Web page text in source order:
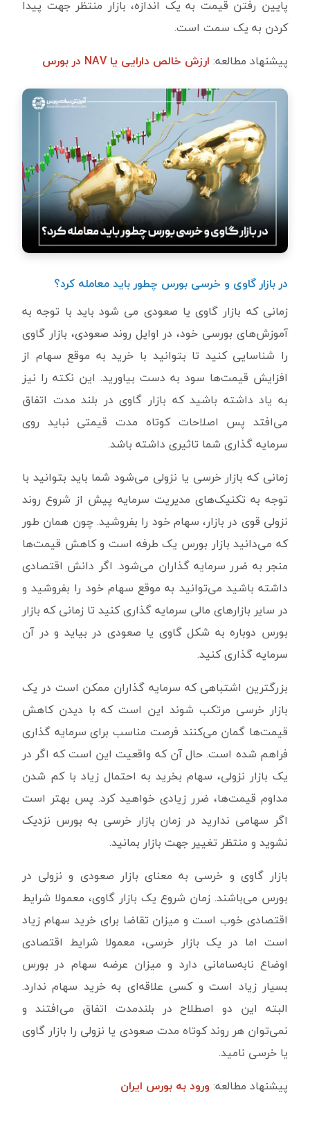
پایین رفتن قیمت به یک اندازه، بازار منتظر جهت پیدا
کردن به یک سمت است.
پیشنهاد مطالعه: ارزش خالص دارایی یا NAV در بورس
در بازار گاوی و خرسی بورس چطور باید معامله کرد؟
زمانی که بازار گاوی یا صعودی می شود باید با توجه به
آموزش‌های بورسی خود، در اوایل روند صعودی، بازار گاوی
را شناسایی کنید تا بتوانید با خرید به موقع سهام از
افزایش قیمت‌ها سود به دست بیاورید. این نکته را نیز
به یاد داشته باشید که بازار گاوی در بلند مدت اتفاق
می‌افتد پس اصلاحات کوتاه مدت قیمتی نباید روی
سرمایه گذاری شما تاثیری داشته باشد.
زمانی که بازار خرسی یا نزولی می‌شود شما باید بتوانید با
توجه به تکنیک‌های مدیریت سرمایه پیش از شروع روند
نزولی قوی در بازار، سهام خود را بفروشید. چون همان طور
که می‌دانید بازار بورس یک طرفه است و کاهش قیمت‌ها
منجر به ضرر سرمایه گذاران می‌شود. اگر دانش اقتصادی
داشته باشید می‌توانید به موقع سهام خود را بفروشید و
در سایر بازارهای مالی سرمایه گذاری کنید تا زمانی که بازار
بورس دوباره به شکل گاوی یا صعودی در بیاید و در آن
سرمایه گذاری کنید.
بزرگترین اشتباهی که سرمایه گذاران ممکن است در یک
بازار خرسی مرتکب شوند این است که با دیدن کاهش
قیمت‌ها گمان می‌کنند فرصت مناسب برای سرمایه گذاری
فراهم شده است. حال آن که واقعیت این است که اگر در
یک بازار نزولی، سهام بخرید به احتمال زیاد با کم شدن
مداوم قیمت‌ها، ضرر زیادی خواهید کرد. پس بهتر است
اگر سهامی ندارید در زمان بازار خرسی به بورس نزدیک
نشوید و منتظر تغییر جهت بازار بمانید.
بازار گاوی و خرسی به معنای بازار صعودی و نزولی در
بورس می‌باشند. زمان شروع یک بازار گاوی، معمولا شرایط
اقتصادی خوب است و میزان تقاضا برای خرید سهام زیاد
است اما در یک بازار خرسی، معمولا شرایط اقتصادی
اوضاع نا‌به‌سامانی دارد و میزان عرضه سهام در بورس
بسیار زیاد است و کسی علاقه‌ای به خرید سهام ندارد.
البته این دو اصطلاح در بلندمدت اتفاق می‌افتند و
نمی‌توان هر روند کوتاه مدت صعودی یا نزولی را بازار گاوی
یا خرسی نامید.
پیشنهاد مطالعه: ورود به بورس ایران